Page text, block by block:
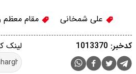
علی شمخانی مقام معظم
لینک کدخبر: 1013370